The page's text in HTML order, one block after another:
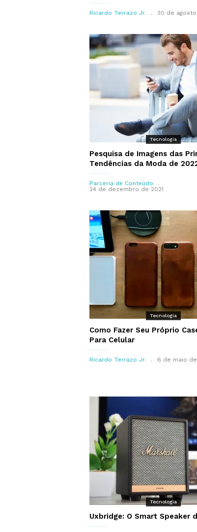
Ricardo Terrazo Jr. 30 de
Tecnologia
Pesquisa de Imagens das
Tendências da Moda de
Parceria de Conteúdo
24 de dezembro de 2021
Tecnologia
Como Fazer Seu Próprio
Para Celular
Ricardo Terrazo Jr. 6 de maio de
Tecnologia
Uxbridge: O Smart Speaker